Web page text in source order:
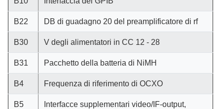
B22 DB di guadagno 20 del preamplificatore di rf
B30 V degli alimentatori in CC 12 - 28
B31 Pacchetto della batteria di NiMH
B4 Frequenza di riferimento di OCXO
B5
Interfacce supplementari video/IF-output,